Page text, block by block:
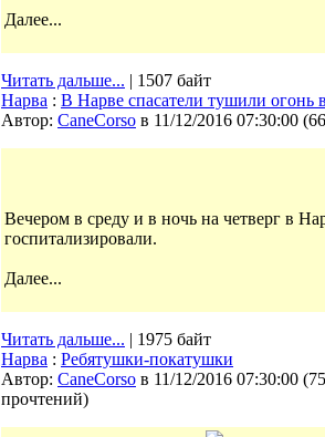
Далее...
Читать дальше... | 1507 байт
Нарва : В Нарве спасатели тушили огонь
Автор: CaneCorso в 11/12/2016 07:30:00 (
Вечером в среду и в ночь на четверг в
госпитализировали.
Далее...
Читать дальше... | 1975 байт
Нарва : Ребятушки-покатушки
Автор: CaneCorso в 11/12/2016 07:30:00 (
прочтений)